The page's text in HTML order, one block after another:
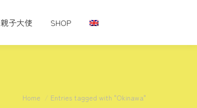
親子大使 SHOP
You are here:
Home Entries tagged with "Okinawa"